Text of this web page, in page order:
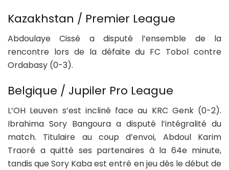
Kazakhstan / Premier League
Abdoulaye Cissé a disputé l’ensemble de la
rencontre lors de la défaite du FC Tobol contre
Ordabasy (0-3).
Belgique / Jupiler Pro League
L’OH Leuven s’est incliné face au KRC Genk (0-2).
Ibrahima Sory Bangoura a disputé l’intégralité du
match. Titulaire au coup d’envoi, Abdoul Karim
Traoré a quitté ses partenaires à la 64e minute,
tandis que Sory Kaba est entré en jeu dès le début de